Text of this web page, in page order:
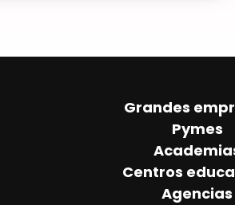
Grandes
Pymes
Centros
Agencias